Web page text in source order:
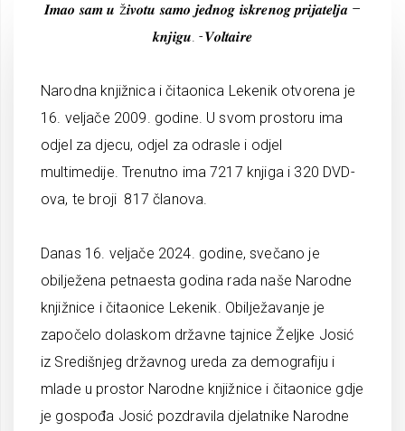
𝑰𝒎𝒂𝒐 𝒔𝒂𝒎 𝒖 ž𝒊𝒗𝒐𝒕𝒖 𝒔𝒂𝒎𝒐 𝒋𝒆𝒅𝒏𝒐𝒈 𝒊𝒔𝒌𝒓𝒆𝒏𝒐𝒈 𝒑𝒓𝒊𝒋𝒂𝒕𝒆𝒍𝒋𝒂 –
𝒌𝒏𝒋𝒊𝒈𝒖. -𝑽𝒐𝒍𝒕𝒂𝒊𝒓𝒆
Narodna knjižnica i čitaonica Lekenik otvorena je
16. veljače 2009. godine. U svom prostoru ima
odjel za djecu, odjel za odrasle i odjel
multimedije. Trenutno ima 7217 knjiga i 320 DVD-
ova, te broji 817 članova.
Danas 16. veljače 2024. godine, svečano je
obilježena petnaesta godina rada naše Narodne
knjižnice i čitaonice Lekenik. Obilježavanje je
započelo dolaskom državne tajnice Željke Josić
iz Središnjeg državnog ureda za demografiju i
mlade u prostor Narodne knjižnice i čitaonice gdje
je gospođa Josić pozdravila djelatnike Narodne